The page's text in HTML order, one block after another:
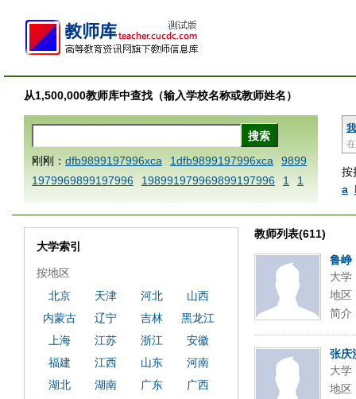
从1,500,000教师库中查找（输入学校名称或教师姓名）
按
a
刚刚： dfb9899197996xca 1dfb9899197996xca
9899
1979969899197996
198991979969899197996 1
1
AAABBBCCCdefine blablaenddefine dfbxyzendtemplat
1dfbmath key98991 methodmultiply operand97996x
1dfbxca12
3
1dfbzzzzzzzzbbbccccdddeeexcareplacezo
b 9899197996 xca
AAABBBCCCdefine blablaenddefin
e dfbxyzendtemplate dfbCCCBBBAAA
dfb989919
7996x
dfbabctitlexca
dfbmath key98991 methodmulti
ply operand97996xca
dfbsetx9899197996xxca
教师列表(611)
鲁峥
大学
地区
简介
张庆
大学
地区
大学索引
按地区
北京
天津 河北
山西
内蒙古
辽宁 吉林
黑龙江
上海
江苏 浙江
安徽
福建
江西 山东
河南
湖北
湖南 广东
广西